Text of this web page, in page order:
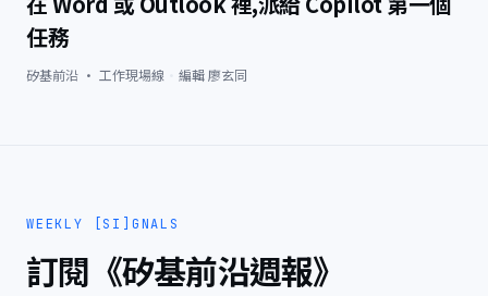
任務
矽基前沿 · 工作現場線 編輯廖玄同
WEEKLY [SI]GNALS
訂閱《矽基前沿週報》